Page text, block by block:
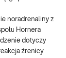
noradrenaliny z
Hornera
dotyczy
źrenicy